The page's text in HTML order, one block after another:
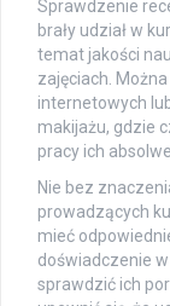
Sprawdzenie
brały udział w
temat jakości
zajęciach.
internetowych
makijażu, gdzie
pracy ich
Nie bez
prowadzących
mieć
doświadczenie
sprawdzić ich